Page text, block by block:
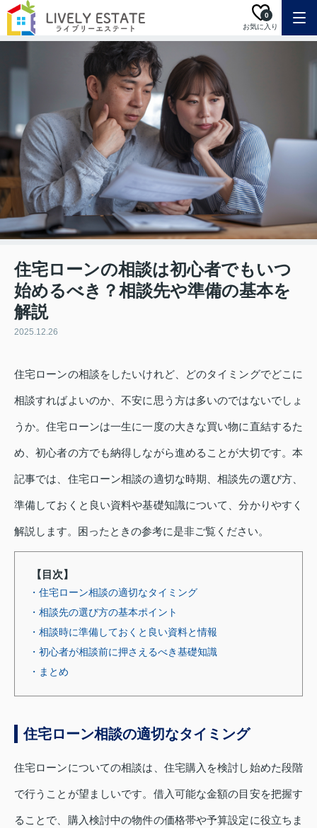
お気に入り
0
住宅ローンの相談は初心者でもいつ
始めるべき？相談先や準備の基本を
解説
2025.12.26
住宅ローンの相談をしたいけれど、どのタイミングでどこに
相談すればよいのか、不安に思う方は多いのではないでしょ
うか。住宅ローンは一生に一度の大きな買い物に直結するた
め、初心者の方でも納得しながら進めることが大切です。本
記事では、住宅ローン相談の適切な時期、相談先の選び方、
準備しておくと良い資料や基礎知識について、分かりやすく
解説します。困ったときの参考に是非ご覧ください。
【目次】
・住宅ローン相談の適切なタイミング
・相談先の選び方の基本ポイント
・相談時に準備しておくと良い資料と情報
・初心者が相談前に押さえるべき基礎知識
・まとめ
住宅ローン相談の適切なタイミング
住宅ローンについての相談は、住宅購入を検討し始めた段階
で行うことが望ましいです。借入可能な金額の目安を把握す
ることで、購入検討中の物件の価格帯や予算設定に役立ちま